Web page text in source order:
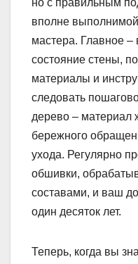
но с правильным
вполне
мастера. Главное –
состояние стены,
материалы и
следовать
дерево – материал
бережного
ухода. Регулярно
обшивки,
составами, и ваш
один десяток лет.
Теперь, когда вы